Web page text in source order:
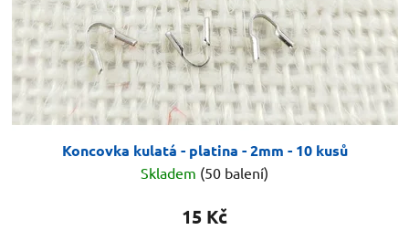
Koncovka kulatá - platina - 2mm - 10 kusů
Skladem (50 balení)
15 Kč